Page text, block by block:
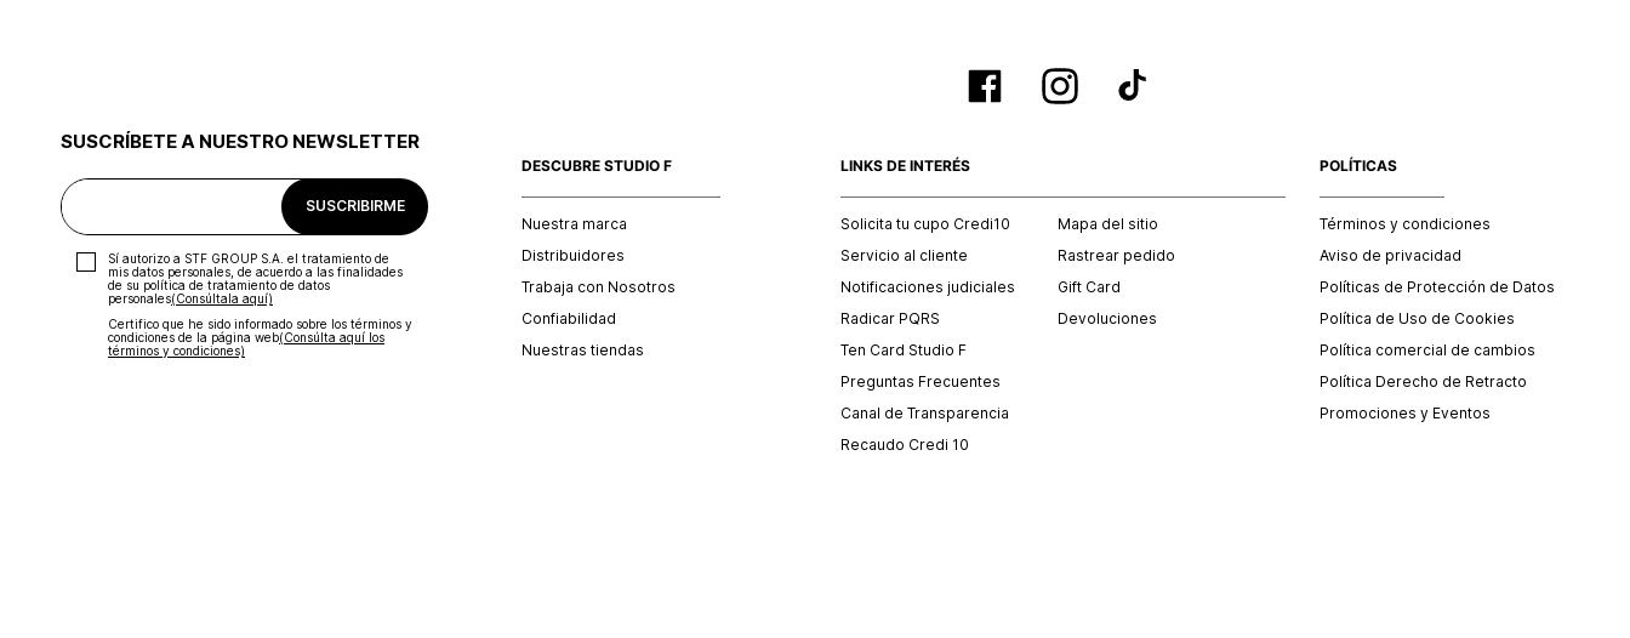
SUSCRÍBETE A NUESTRO NEWSLETTER
SUSCRIBIRME
Sí autorizo a STF GROUP S.A. el tratamiento de
mis datos personales, de acuerdo a las finalidades
de su política de tratamiento de datos
personales‎(Consúltala aquí)
Certifico que he sido informado sobre los términos y
condiciones de la página web‎(Consúlta aquí los
términos y condiciones)
DESCUBRE STUDIO F
Nuestra marca
Distribuidores
Trabaja con Nosotros
Confiabilidad
Nuestras tiendas
LINKS DE INTERÉS
Solicita tu cupo Credi10
Servicio al cliente
Notificaciones judiciales
Radicar PQRS
Ten Card Studio F
Preguntas Frecuentes
Canal de Transparencia
Recaudo Credi 10
Mapa del sitio
Rastrear pedido
Gift Card
Devoluciones
POLÍTICAS
Términos y condiciones
Aviso de privacidad
Políticas de Protección de Datos
Política de Uso de Cookies
Política comercial de cambios
Política Derecho de Retracto
Promociones y Eventos